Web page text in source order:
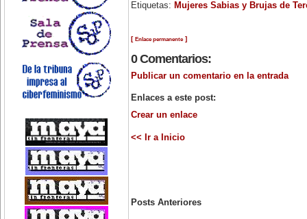
Etiquetas: Mujeres Sabias y Brujas de
[ Enlace permanente]
0 Comentarios:
Publicar un comentario en la entrada
Enlaces a este post:
Crear un enlace
<< Ir a Inicio
Posts Anteriores